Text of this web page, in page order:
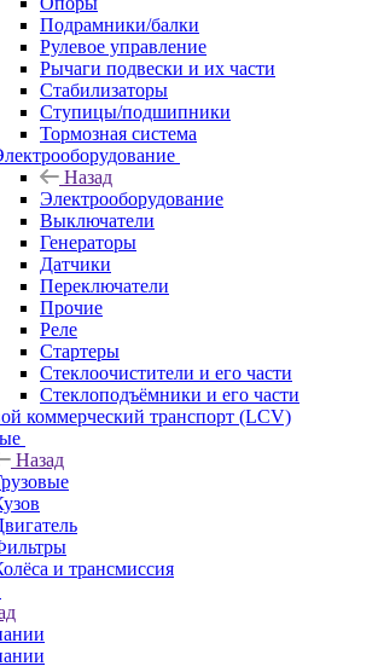
Подрамники/балки
Рулевое управление
Рычаги подвески и их части
Стабилизаторы
Ступицы/подшипники
Тормозная система
Назад
Электрооборудование
Выключатели
Генераторы
Датчики
Переключатели
Прочие
Реле
Стартеры
Стеклоочистители и его части
Стеклоподъёмники и его части
коммерческий транспорт (LCV)
Назад
и трансмиссия